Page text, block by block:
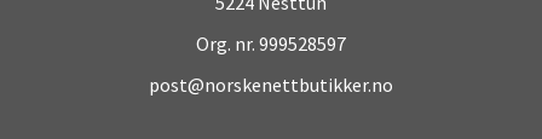
Org. nr. 999528597
post@norskenettbutikker.no